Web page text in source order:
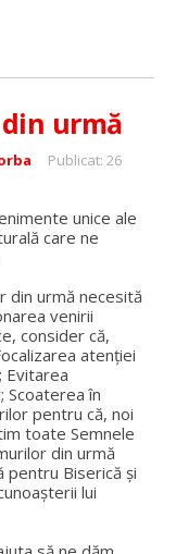
urmă
Publicat: 26
unice ale
care ne
din urmă necesită
venirii
consider că,
atenției
Evitarea
Scoaterea în
pentru că, noi
toate Semnele
din urmă
pentru Biserică și
lui